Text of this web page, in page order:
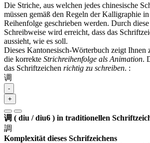
Die Striche, aus welchen jedes chinesische
müssen gemäß den Regeln der Kalligraphie
Reihenfolge geschrieben werden. Durch
Schreibweise wird erreicht, dass das
aussieht, wie es soll.
Dieses Kantonesisch-Wörterbuch zeigt Ihnen
die korrekte Strichreihenfolge als Animation.
das Schriftzeichen richtig zu schreiben. :
调
-
+
调 ( diu / diu6 ) in traditionellen
調
Komplexität dieses Schrifzeichens